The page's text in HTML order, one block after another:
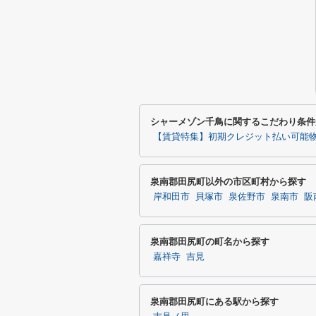
シャーメゾン千鳥に関するこだわり条
【賃貸特集】初期クレジット払い可能
泉南郡田尻町以外の市区町村から探す
岸和田市 貝塚市 泉佐野市 泉南市 阪
泉南郡田尻町の町名から探す
嘉祥寺 吉見
泉南郡田尻町にある駅から探す